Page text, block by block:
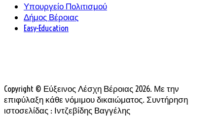
Υπουργείο Πολιτισμού
Δήμος Βέροιας
Easy-Education
Copyright © Εύξεινος Λέσχη Βέροιας 2026. Με την
επιφύλαξη κάθε νόμιμου δικαιώματος. Συντήρηση
ιστοσελίδας : Ιντζεβίδης Βαγγέλης